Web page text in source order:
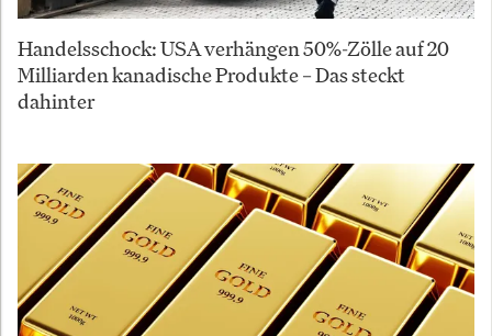
Handelsschock: USA verhängen 50%-Zölle auf 20
Milliarden kanadische Produkte – Das steckt
dahinter